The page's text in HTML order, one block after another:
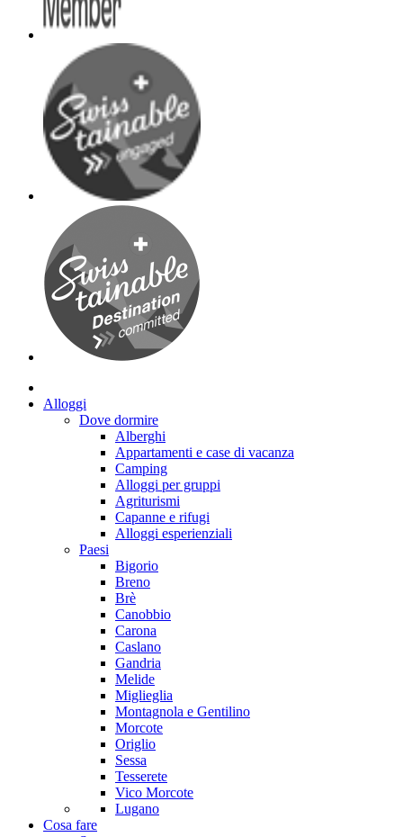
Alloggi
Dove dormire
Alberghi
Appartamenti e case di vacanza
Camping
Alloggi per gruppi
Agriturismi
Capanne e rifugi
Alloggi esperienziali
Paesi
Bigorio
Breno
Brè
Canobbio
Carona
Caslano
Gandria
Melide
Miglieglia
Montagnola e Gentilino
Morcote
Origlio
Sessa
Tesserete
Vico Morcote
Lugano
Cosa fare